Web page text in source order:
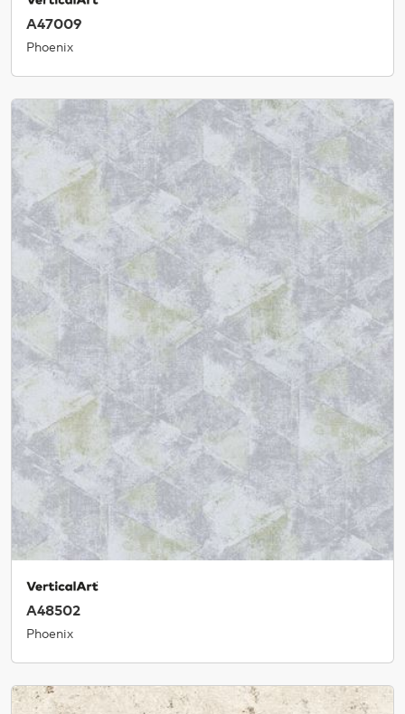
A47009
Phoenix
A48502
Phoenix